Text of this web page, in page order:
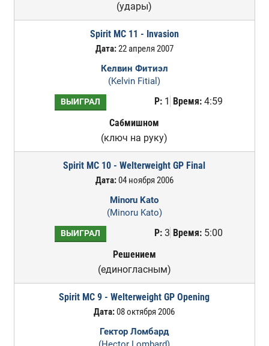
(удары)
Spirit MC 11 - Invasion
Дата:22 апреля 2007
Келвин Фитиэл
(Kelvin Fitial)
ВЫИГРАЛ Р:1 Время:4:59
Сабмишном
(ключ на руку)
Spirit MC 10 - Welterweight GP Final
Дата:04 ноября 2006
Minoru Kato
(Minoru Kato)
ВЫИГРАЛ Р:3 Время:5:00
Решением
(единогласным)
Spirit MC 9 - Welterweight GP Opening
Дата:08 октября 2006
Гектор Ломбард